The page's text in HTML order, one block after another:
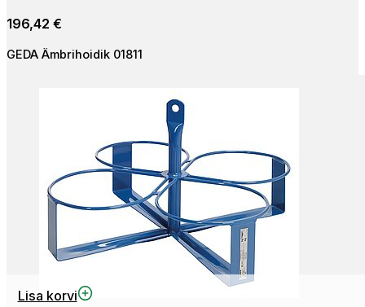
196,42 €
GEDA Ämbrihoidik 01811
Lisa korvi